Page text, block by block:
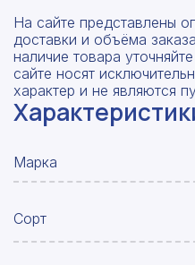
На сайте представлены
доставки и объёма
наличие товара
сайте носят
характер и не являются
Марка
Сорт